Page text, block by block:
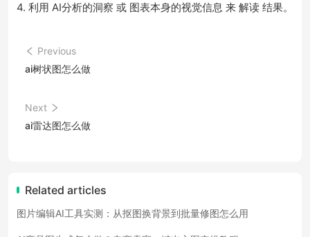
4. 利用 AI分析的洞察 或 图表本身的视觉信息 来 解读 结果。
Previous
ai树状图怎么做
Next
ai雷达图怎么做
Related articles
图片编辑AI工具实测：从抠图换背景到批量修图怎么用